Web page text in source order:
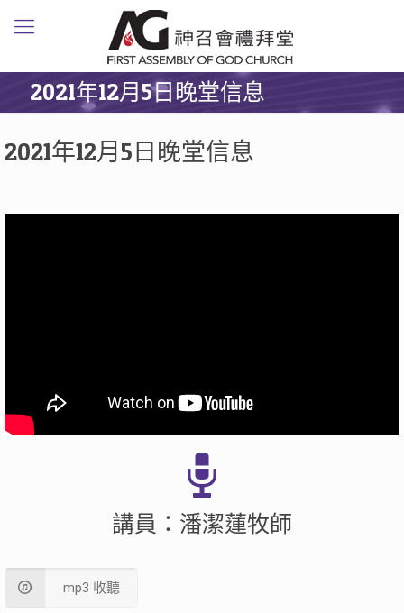
2021年12月5日晚堂信息
2021年12月5日晚堂信息
講員：潘潔蓮牧師
mp3 收聽